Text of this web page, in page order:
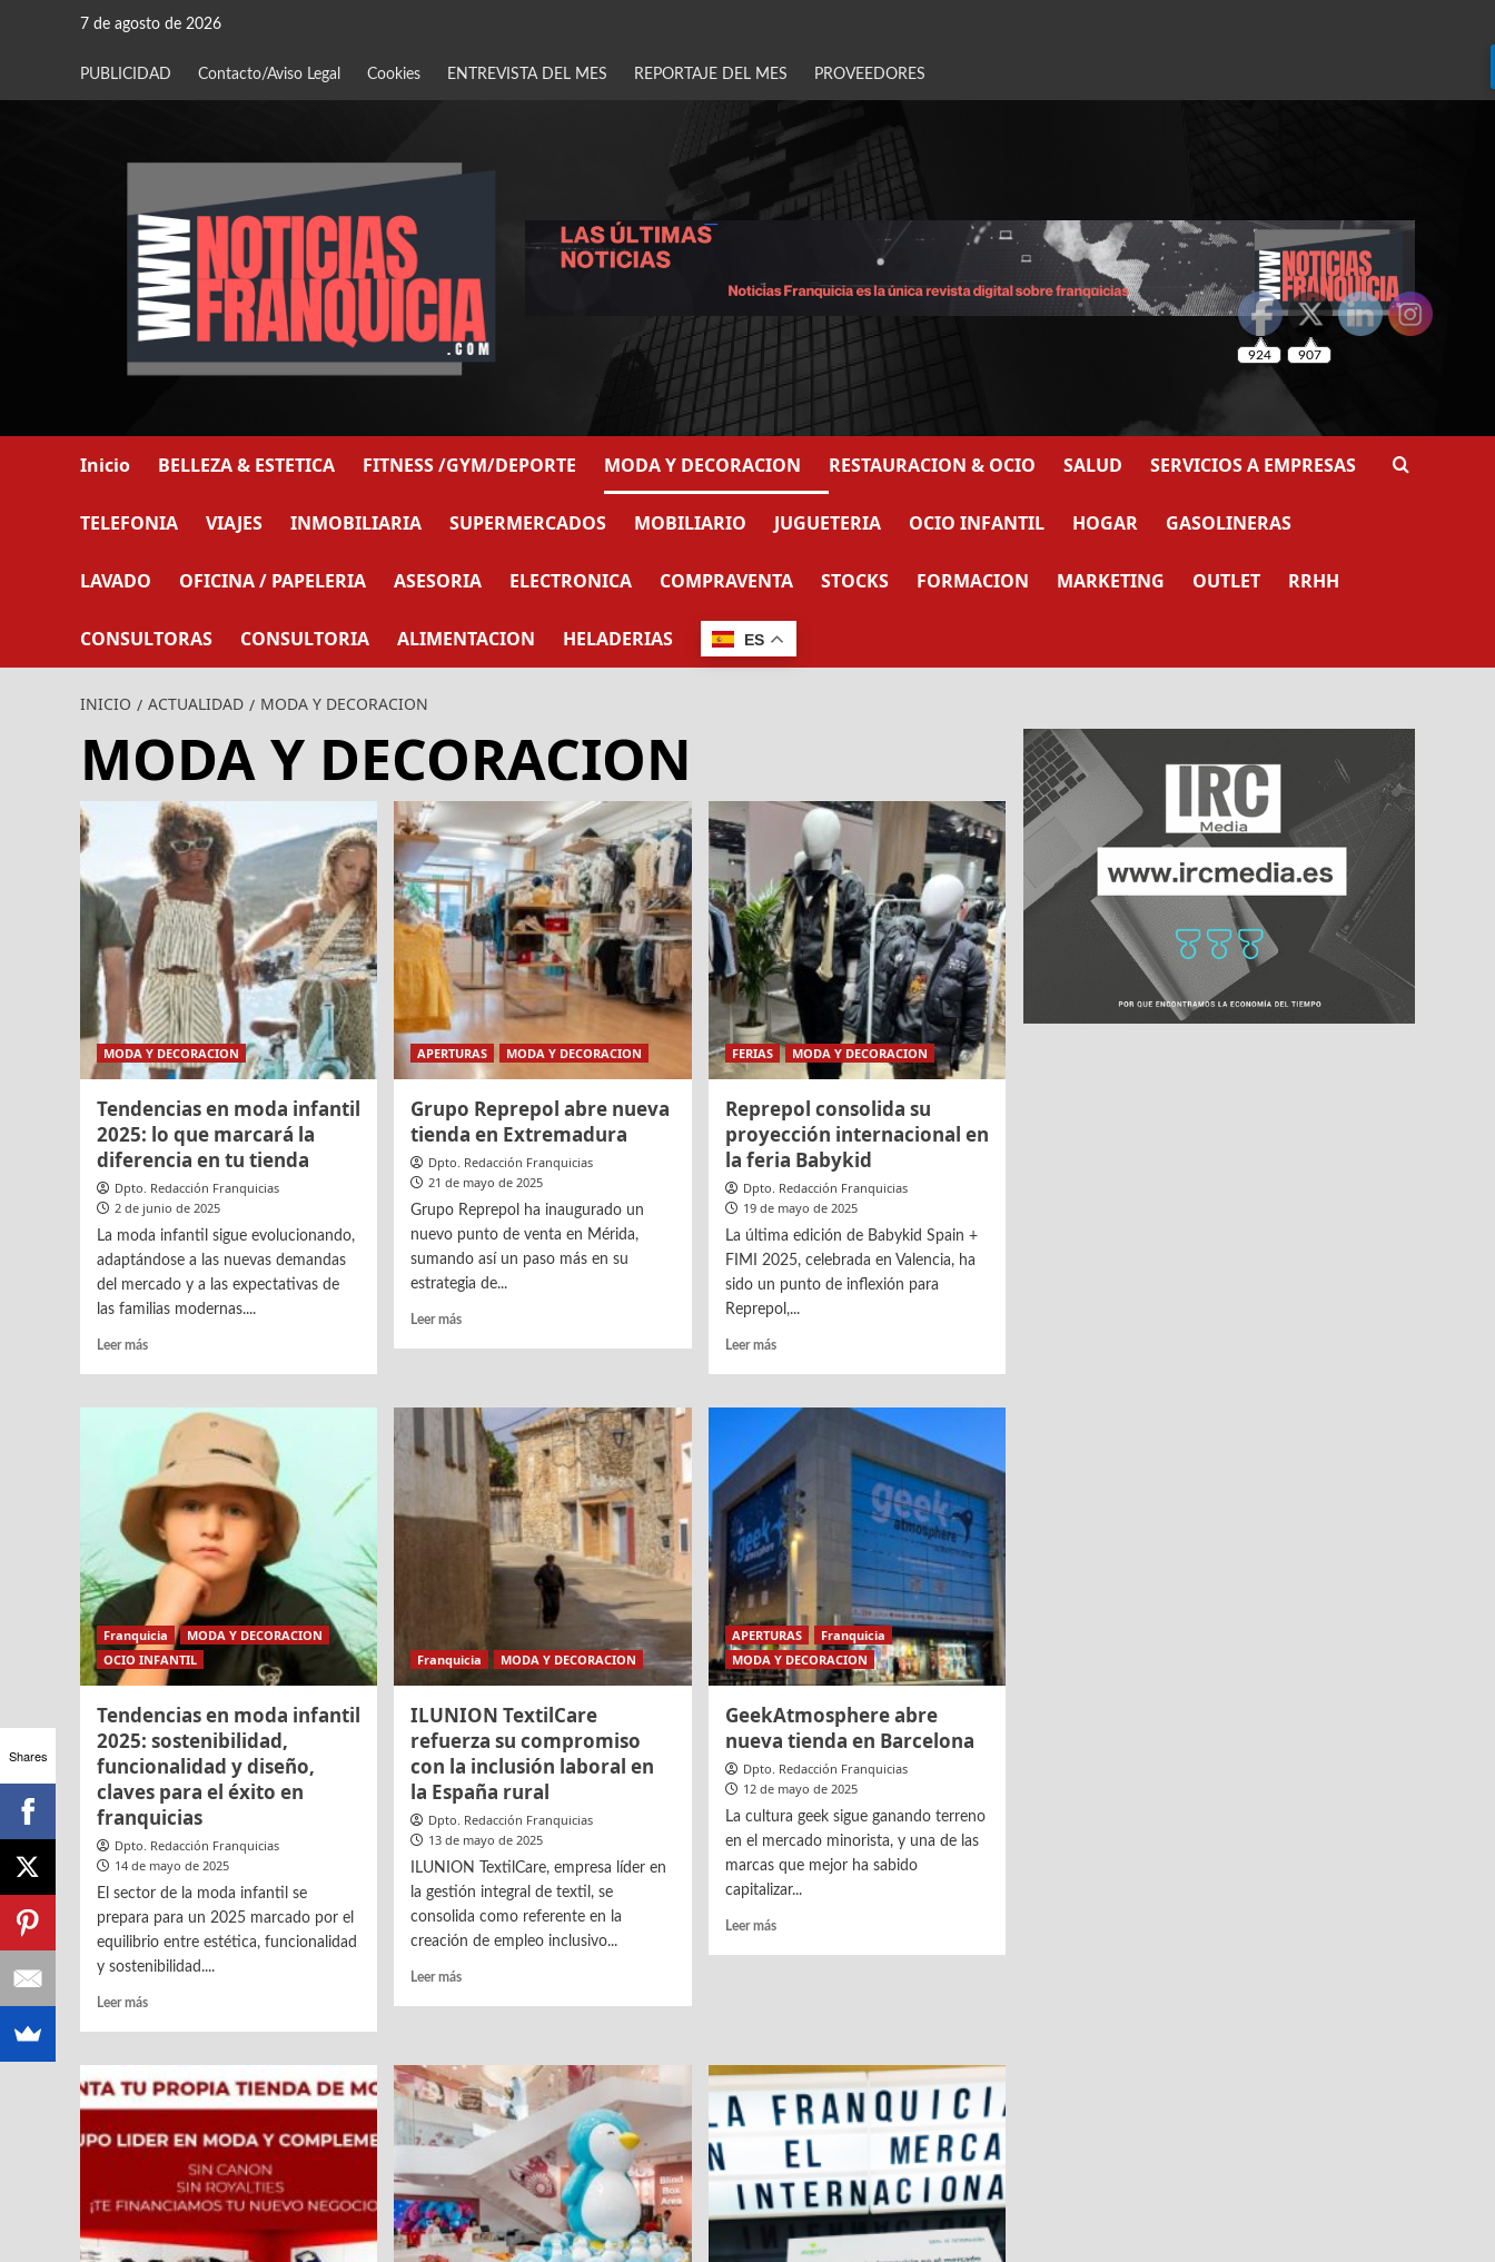
7 de agosto de 2026
PUBLICIDAD Contacto/Aviso Legal Cookies ENTREVISTA DEL MES REPORTAJE DEL MES PROVEEDORES
Inicio BELLEZA & ESTETICA FITNESS /GYM/DEPORTE MODA Y DECORACION RESTAURACION & OCIO SALUD SERVICIOS A EMPRESAS
TELEFONIA VIAJES INMOBILIARIA SUPERMERCADOS MOBILIARIO JUGUETERIA OCIO INFANTIL HOGAR GASOLINERAS
LAVADO OFICINA / PAPELERIA ASESORIA ELECTRONICA COMPRAVENTA STOCKS FORMACION MARKETING OUTLET RRHH
CONSULTORAS CONSULTORIA ALIMENTACION HELADERIAS ES
INICIO ACTUALIDAD MODA Y DECORACION
MODA Y DECORACION
MODA Y DECORACION
Tendencias en moda infantil
2025: lo que marcará la
diferencia en tu tienda
Dpto. Redacción Franquicias
2 de junio de 2025
La moda infantil sigue evolucionando,
adaptándose a las nuevas demandas
del mercado y a las expectativas de
las familias modernas....
Leer másLeer
Tendencias
moda
infantil
2025:
que
marcará
la
diferencia
en
tu
tienda
APERTURAS MODA Y DECORACION
Grupo Reprepol abre nueva
tienda en Extremadura
Dpto. Redacción Franquicias
21 de mayo de 2025
Grupo Reprepol ha inaugurado un
nuevo punto de venta en Mérida,
sumando así un paso más en su
estrategia de...
Leer másLeer
abre
nueva
tienda
Extremadura
FERIAS MODA Y DECORACION
Reprepol consolida su
proyección internacional en
la feria Babykid
Dpto. Redacción Franquicias
19 de mayo de 2025
La última edición de Babykid Spain +
FIMI 2025, celebrada en Valencia, ha
sido un punto de inflexión para
Reprepol,...
Leer másLeer
Reprepol
consolida
proyección
internacional
en
la
feria
Babykid
Franquicia
MODA Y DECORACION
OCIO INFANTIL
Tendencias en moda infantil
2025: sostenibilidad,
funcionalidad y diseño,
claves para el éxito en
franquicias
Dpto. Redacción Franquicias
14 de mayo de 2025
El sector de la moda infantil se
prepara para un 2025 marcado por el
equilibrio entre estética, funcionalidad
y sostenibilidad....
Leer másLeer
Tendencias
en
moda
2025:
sostenibilidad,
funcionalidad
y
diseño,
Franquicia MODA Y DECORACION
ILUNION TextilCare
refuerza su compromiso
con la inclusión laboral en
la España rural
Dpto. Redacción Franquicias
13 de mayo de 2025
ILUNION TextilCare, empresa líder en
la gestión integral de textil, se
consolida como referente en la
creación de empleo inclusivo...
Leer másLeer
refuerza
su
compromiso
con
inclusión
laboral
en
la
APERTURAS
Franquicia
MODA Y DECORACION
GeekAtmosphere abre
nueva tienda en Barcelona
Dpto. Redacción Franquicias
12 de mayo de 2025
La cultura geek sigue ganando terreno
en el mercado minorista, y una de las
marcas que mejor ha sabido
capitalizar...
Leer másLeer
en
Barcelona
Shares